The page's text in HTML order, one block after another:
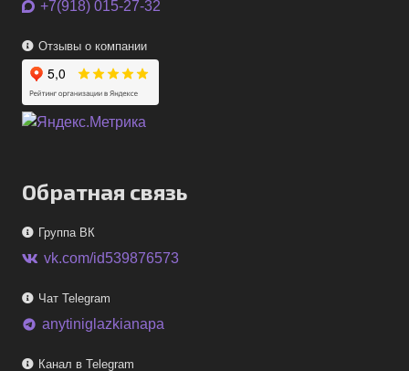
+7(918) 015-27-32
Отзывы о компании
Обратная связь
Группа ВК
vk.com/id539876573
Чат Telegram
telegram anytiniglazkianapa
Канал в Telegram